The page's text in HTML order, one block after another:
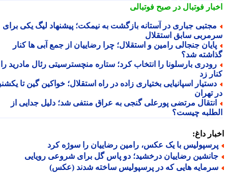
فوتبال در صبح فوتبالی
جباری در آستانه بازگشت به نیمکت؛ پیشنهاد لیگ یکی برای
سابق استقلال
جنجالی رامین و استقلال؛ چرا رضاییان از جمع آبی ها کنار
شد؟
بارسلونا را انتخاب کرد؛ ستاره منچسترسیتی رئال مادرید را
زد
اسپانیایی بختیاری زاده در راه استقلال؛ خواکین گین تا یکشنبه
تهران
مرتضی پورعلی گنجی به عراق منتفی شد؛ دلیل جدایی از
چیست؟
داغ:
با یک عکس، رامین رضاییان را سوژه کرد
رضاییان درخشید؛ دو پاس گل برای شروعی رویایی
هایی که در پرسپولیس ساخته شدند (عکس)